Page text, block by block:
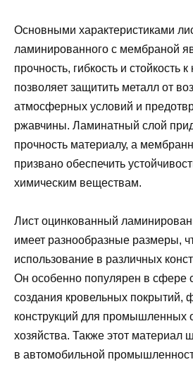
Основными характеристиками
ламинированного с мембраной
прочность, гибкость и стойкость
позволяет защитить металл от
атмосферных условий и
ржавчины. Ламинатный слой
прочность материалу, а
призвано обеспечить
химическим веществам.
Лист оцинкованный
имеет разнообразные размеры,
использование в различных
Он особенно популярен в сфере
создания кровельных покрытий,
конструкций для промышленных
хозяйства. Также этот материал
в автомобильной